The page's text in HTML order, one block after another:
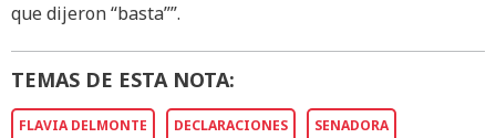
que dijeron “basta””.
TEMAS DE ESTA NOTA:
FLAVIA DELMONTE DECLARACIONES SENADORA